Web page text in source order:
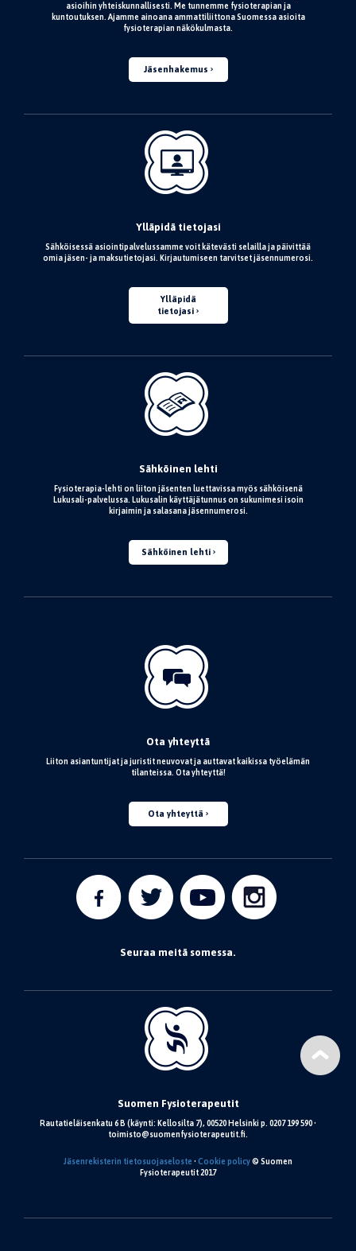
asioihin yhteiskunnallisesti. Me tunnemme fysioterapian ja
kuntoutuksen. Ajamme ainoana ammattiliittona Suomessa asioita
fysioterapian näkökulmasta.
Jäsenhakemus
Ylläpidä tietojasi
Sähköisessä asiointipalvelussamme voit kätevästi selailla ja päivittää
omia jäsen- ja maksutietojasi. Kirjautumiseen tarvitset jäsennumerosi.
Ylläpidä
tietojasi
Sähköinen lehti
Fysioterapia-lehti on liiton jäsenten luettavissa myös sähköisenä
Lukusali-palvelussa. Lukusalin käyttäjätunnus on sukunimesi isoin
kirjaimin ja salasana jäsennumerosi.
Sähköinen lehti
Ota yhteyttä
Liiton asiantuntijat ja juristit neuvovat ja auttavat kaikissa työelämän
tilanteissa. Ota yhteyttä!
Ota yhteyttä
Seuraa meitä somessa.
Suomen Fysioterapeutit
Rautatieläisenkatu 6 B (käynti: Kellosilta 7), 00520 Helsinki p. 0207 199 590 •
toimisto@suomenfysioterapeutit.fi.
Jäsenrekisterin tietosuojaseloste • Cookie policy© Suomen
Fysioterapeutit 2017